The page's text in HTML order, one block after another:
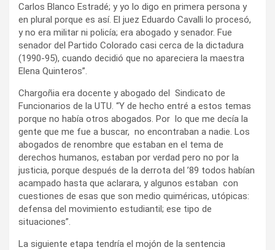
Carlos Blanco Estradé; y yo lo digo en primera persona y
en plural porque es así. El juez Eduardo Cavalli lo procesó,
y no era militar ni policía; era abogado y senador. Fue
senador del Partido Colorado casi cerca de la dictadura
(1990-95), cuando decidió que no apareciera la maestra
Elena Quinteros”.
Chargoñia era docente y abogado del Sindicato de
Funcionarios de la UTU. “Y de hecho entré a estos temas
porque no había otros abogados. Por lo que me decía la
gente que me fue a buscar, no encontraban a nadie. Los
abogados de renombre que estaban en el tema de
derechos humanos, estaban por verdad pero no por la
justicia, porque después de la derrota del ’89 todos habían
acampado hasta que aclarara, y algunos estaban con
cuestiones de esas que son medio quiméricas, utópicas:
defensa del movimiento estudiantil; ese tipo de
situaciones”.
La siguiente etapa tendría el mojón de la sentencia